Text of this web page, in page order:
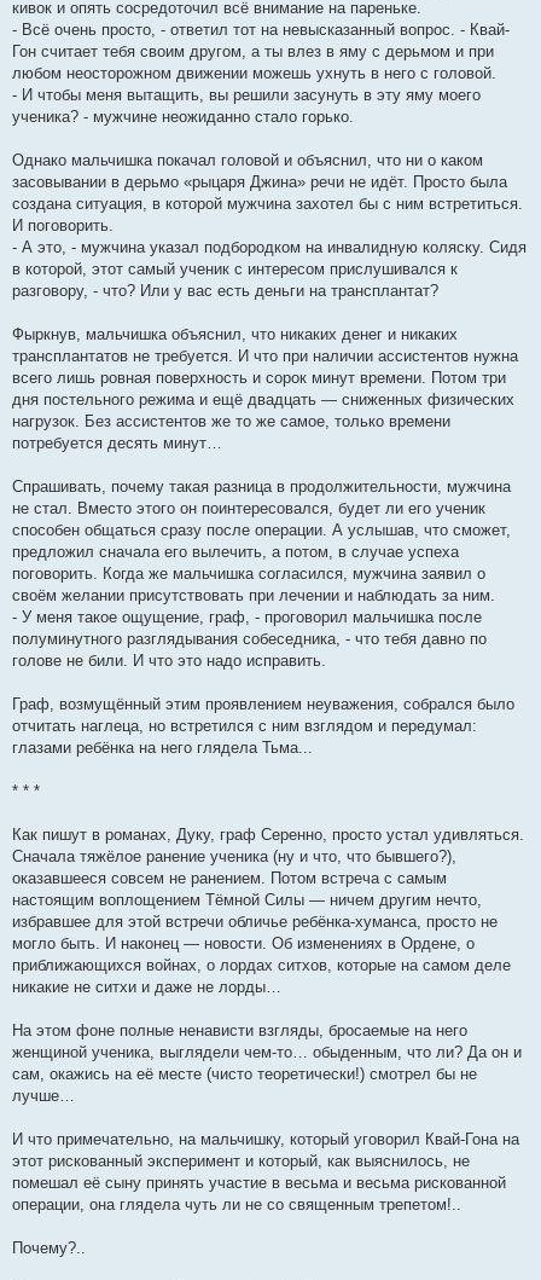
кивок и опять сосредоточил всё внимание на пареньке.
- Всё очень просто, - ответил тот на невысказанный вопрос. - Квай-
Гон считает тебя своим другом, а ты влез в яму с дерьмом и при
любом неосторожном движении можешь ухнуть в него с головой.
- И чтобы меня вытащить, вы решили засунуть в эту яму моего
ученика? - мужчине неожиданно стало горько.
Однако мальчишка покачал головой и объяснил, что ни о каком
засовывании в дерьмо «рыцаря Джина» речи не идёт. Просто была
создана ситуация, в которой мужчина захотел бы с ним встретиться.
И поговорить.
- А это, - мужчина указал подбородком на инвалидную коляску. Сидя
в которой, этот самый ученик с интересом прислушивался к
разговору, - что? Или у вас есть деньги на трансплантат?
Фыркнув, мальчишка объяснил, что никаких денег и никаких
трансплантатов не требуется. И что при наличии ассистентов нужна
всего лишь ровная поверхность и сорок минут времени. Потом три
дня постельного режима и ещё двадцать — сниженных физических
нагрузок. Без ассистентов же то же самое, только времени
потребуется десять минут…
Спрашивать, почему такая разница в продолжительности, мужчина
не стал. Вместо этого он поинтересовался, будет ли его ученик
способен общаться сразу после операции. А услышав, что сможет,
предложил сначала его вылечить, а потом, в случае успеха
поговорить. Когда же мальчишка согласился, мужчина заявил о
своём желании присутствовать при лечении и наблюдать за ним.
- У меня такое ощущение, граф, - проговорил мальчишка после
полуминутного разглядывания собеседника, - что тебя давно по
голове не били. И что это надо исправить.
Граф, возмущённый этим проявлением неуважения, собрался было
отчитать наглеца, но встретился с ним взглядом и передумал:
глазами ребёнка на него глядела Тьма...
* * *
Как пишут в романах, Дуку, граф Серенно, просто устал удивляться.
Сначала тяжёлое ранение ученика (ну и что, что бывшего?),
оказавшееся совсем не ранением. Потом встреча с самым
настоящим воплощением Тёмной Силы — ничем другим нечто,
избравшее для этой встречи обличье ребёнка-хуманса, просто не
могло быть. И наконец — новости. Об изменениях в Ордене, о
приближающихся войнах, о лордах ситхов, которые на самом деле
никакие не ситхи и даже не лорды…
На этом фоне полные ненависти взгляды, бросаемые на него
женщиной ученика, выглядели чем-то… обыденным, что ли? Да он и
сам, окажись на её месте (чисто теоретически!) смотрел бы не
лучше…
И что примечательно, на мальчишку, который уговорил Квай-Гона на
этот рискованный эксперимент и который, как выяснилось, не
помешал её сыну принять участие в весьма и весьма рискованной
операции, она глядела чуть ли не со священным трепетом!..
Почему?..